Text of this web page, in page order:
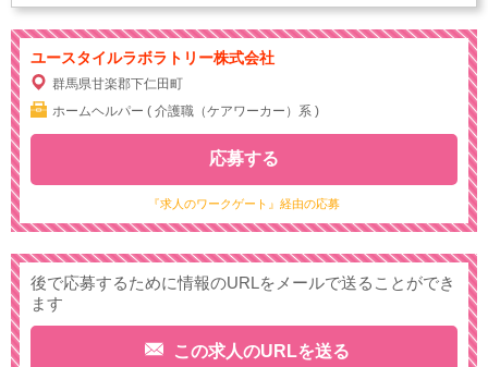
ユースタイルラボラトリー株式会社
群馬県甘楽郡下仁田町
ホームヘルパー ( 介護職（ケアワーカー）系 )
『求人のワークゲート』経由の応募
応募する
後で応募するために情報のURLをメールで送ることができ
ます
この求人のURLを送る